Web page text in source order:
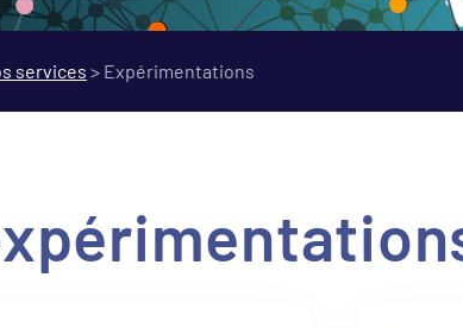
services > Expérimentations